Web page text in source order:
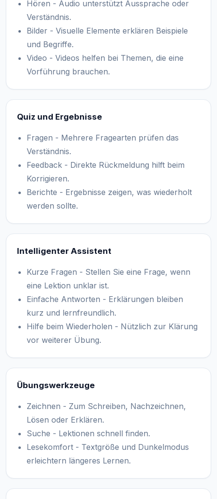
Hören - Audio unterstützt Aussprache oder
Verständnis.
Bilder - Visuelle Elemente erklären Beispiele
und Begriffe.
Video - Videos helfen bei Themen, die eine
Vorführung brauchen.
Quiz und Ergebnisse
Fragen - Mehrere Fragearten prüfen das
Verständnis.
Feedback - Direkte Rückmeldung hilft beim
Korrigieren.
Berichte - Ergebnisse zeigen, was wiederholt
werden sollte.
Intelligenter Assistent
Kurze Fragen - Stellen Sie eine Frage, wenn
eine Lektion unklar ist.
Einfache Antworten - Erklärungen bleiben
kurz und lernfreundlich.
Hilfe beim Wiederholen - Nützlich zur Klärung
vor weiterer Übung.
Übungswerkzeuge
Zeichnen - Zum Schreiben, Nachzeichnen,
Lösen oder Erklären.
Suche - Lektionen schnell finden.
Lesekomfort - Textgröße und Dunkelmodus
erleichtern längeres Lernen.